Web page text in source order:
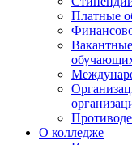
Платные
О колледже